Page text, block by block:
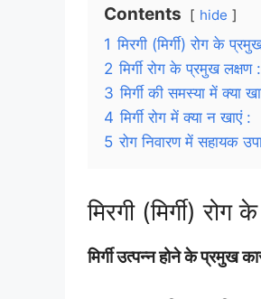
Contents hide
1 मिरगी (मिर्गी) रोग के
2 मिर्गी रोग के प्रमुख लक्षण :
3 मिर्गी की समस्या में क्या
4 मिर्गी रोग में क्या न खाएं :
5 रोग निवारण में सहायक
मिरगी (मिर्गी)
मिर्गी उत्पन्न होने के प्रमुख